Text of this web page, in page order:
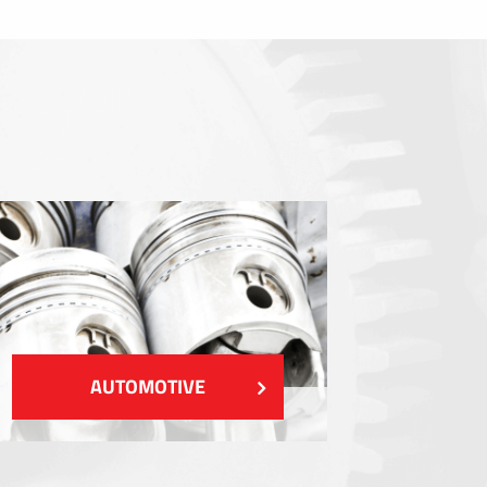
ZEIGEN MEHR
AUTOMOTIVE